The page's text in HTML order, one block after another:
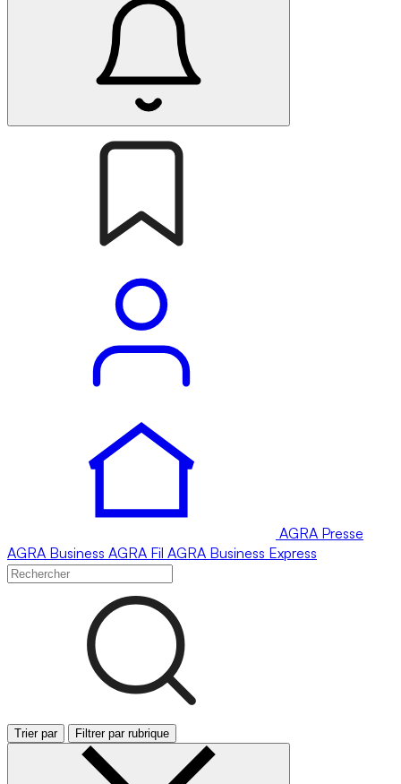
AGRA Presse
AGRA Business AGRA Fil AGRA Business Express
Trier par Filtrer par rubrique